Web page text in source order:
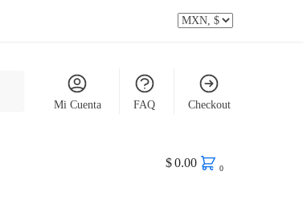
Mi Cuenta FAQ Checkout
$0.00 0